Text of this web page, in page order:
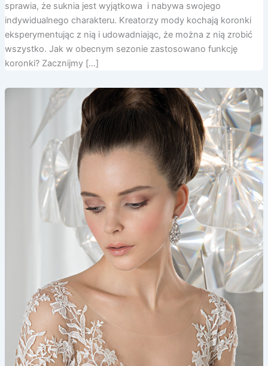
sprawia, że suknia jest wyjątkowa i nabywa swojego
indywidualnego charakteru. Kreatorzy mody kochają koronki
eksperymentując z nią i udowadniając, że można z nią zrobić
wszystko. Jak w obecnym sezonie zastosowano funkcję
koronki? Zacznijmy […]